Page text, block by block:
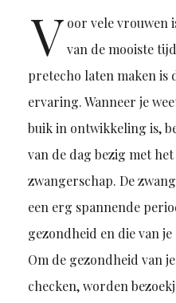
V oor vele vrouwen
van de mooiste
pretecho laten maken is
ervaring. Wanneer je
buik in ontwikkeling is,
van de dag bezig met
zwangerschap. De
een erg spannende
gezondheid en die van
Om de gezondheid van
checken, worden